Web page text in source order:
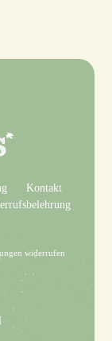
Kontakt
widerrufen